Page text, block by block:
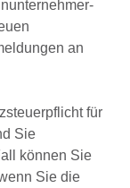
an
für
Sie
können Sie
Sie die